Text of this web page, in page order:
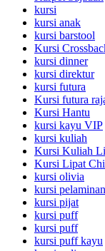
kursi
kursi anak
kursi barstool
Kursi
kursi dinner
kursi direktur
kursi futura
Kursi futura
Kursi Hantu
kursi kayu VIP
kursi kuliah
Kursi Kuliah
Kursi Lipat
kursi olivia
kursi pelaminan
kursi pijat
kursi puff
kursi puff
kursi puff kayu